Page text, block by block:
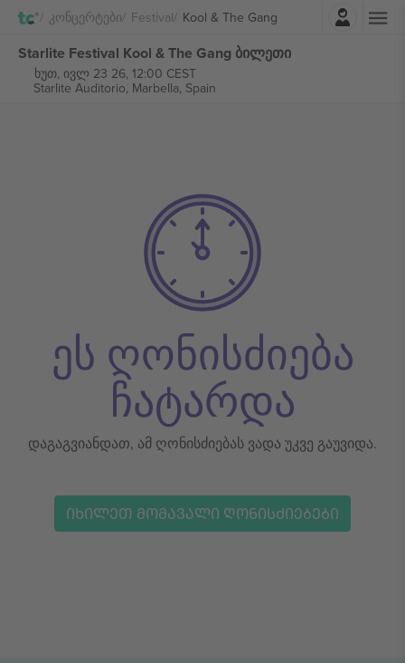
Კონცერტები Festival Kool & The Gang
შესვლა
Starlite Festival Kool & The Gang ბილეთი
ხუთ, ივლ 23 26, 12:00 CEST
Starlite Auditorio, Marbella, Spain
ეს ღონისძიება
ჩატარდა
დაგაგვიანდათ, ამ ღონისძიებას ვადა უკვე გაუვიდა.
ᲘᲮᲘᲚᲔᲗ ᲛᲝᲛᲐᲕᲐᲚᲘ ᲦᲝᲜᲘᲡᲫᲘᲔᲑᲔᲑᲘ